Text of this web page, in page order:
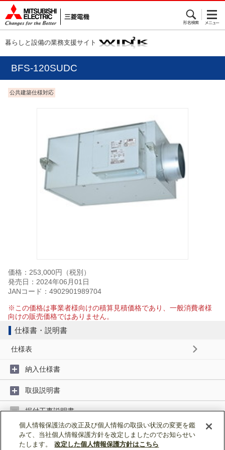
暮らしと設備の業務支援サイト
BFS-120SUDC
公共建築仕様対応
価格：253,000円（税別）
発売日：2024年06月01日
JANコード：4902901989704
※この価格は事業者様向けの積算見積価格であり、一般消費者様
向けの販売価格ではありません。
仕様書・説明書
仕様表
納入仕様書
取扱説明書
据付工事説明書
据付工事説明書 (2MB)
個人情報保護法の改正及び個人情報の取扱い状況の変更を鑑
みて、当社個人情報保護方針を改定しましたのでお知らせい
たします。
改定した個人情報保護方針はこちら